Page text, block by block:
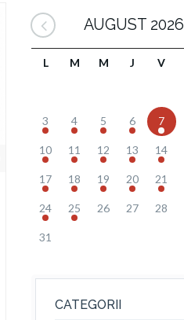
AUGUST 2026
L M M J V
3 4 5 6 7
10 11 12 13 14
17 18 19 20 21
24 25 26 27 28
31
CATEGORII